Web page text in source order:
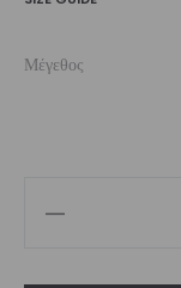
Μέγεθος